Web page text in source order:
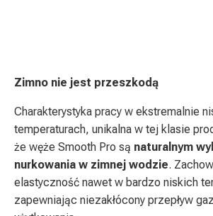
Zimno nie jest przeszkodą
Charakterystyka pracy w ekstremalnie
temperaturach, unikalna w tej klasie
że węże Smooth Pro są naturalnym
nurkowania w zimnej wodzie.
elastyczność nawet w bardzo niskich
zapewniając niezakłócony przepływ